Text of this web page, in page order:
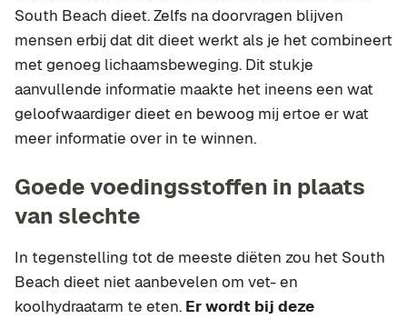
South Beach dieet. Zelfs na doorvragen blijven
mensen erbij dat dit dieet werkt als je het combineert
met genoeg lichaamsbeweging. Dit stukje
aanvullende informatie maakte het ineens een wat
geloofwaardiger dieet en bewoog mij ertoe er wat
meer informatie over in te winnen.
Goede voedingsstoffen in plaats
van slechte
In tegenstelling tot de meeste diëten zou het South
Beach dieet niet aanbevelen om vet- en
koolhydraatarm te eten. Er wordt bij deze